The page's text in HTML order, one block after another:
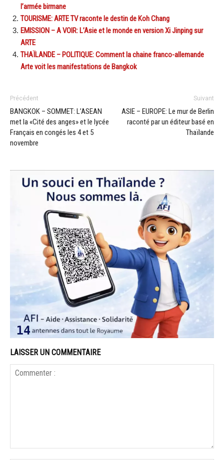
l’armée birmane
TOURISME: ARTE TV raconte le destin de Koh Chang
EMISSION – A VOIR: L’Asie et le monde en version Xi Jinping sur
ARTE
THAÏLANDE – POLITIQUE: Comment la chaine franco-allemande
Arte voit les manifestations de Bangkok
Précédent
BANGKOK – SOMMET: L’ASEAN
met la «Cité des anges» et le lycée
Français en congés les 4 et 5
novembre
Suivant
ASIE – EUROPE: Le mur de Berlin
raconté par un éditeur basé en
Thaïlande
LAISSER UN COMMENTAIRE